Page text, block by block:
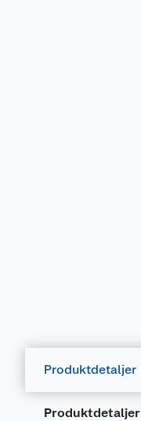
Produktdetaljer
Produktdetaljer